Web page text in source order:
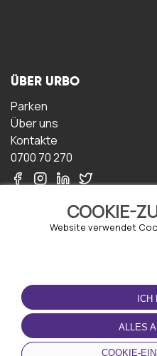
COOKIE-
Website verwendet
ICH
ALLES
COOKIE-
ÜBER URBO
Parken
Über uns
Kontakte
0700 70 270
Geschäftsbedingungen
Datenschutz-
Bestimmungen
Cookie-Richtlinie